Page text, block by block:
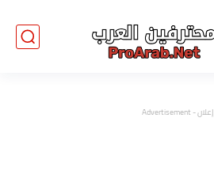
إعلان - Advertisement